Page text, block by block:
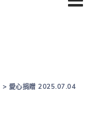
> 愛心捐贈 2025.07.04